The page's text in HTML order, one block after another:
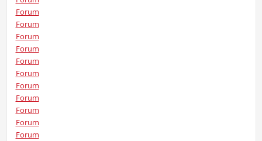
Forum
Forum
Forum
Forum
Forum
Forum
Forum
Forum
Forum
Forum
Forum